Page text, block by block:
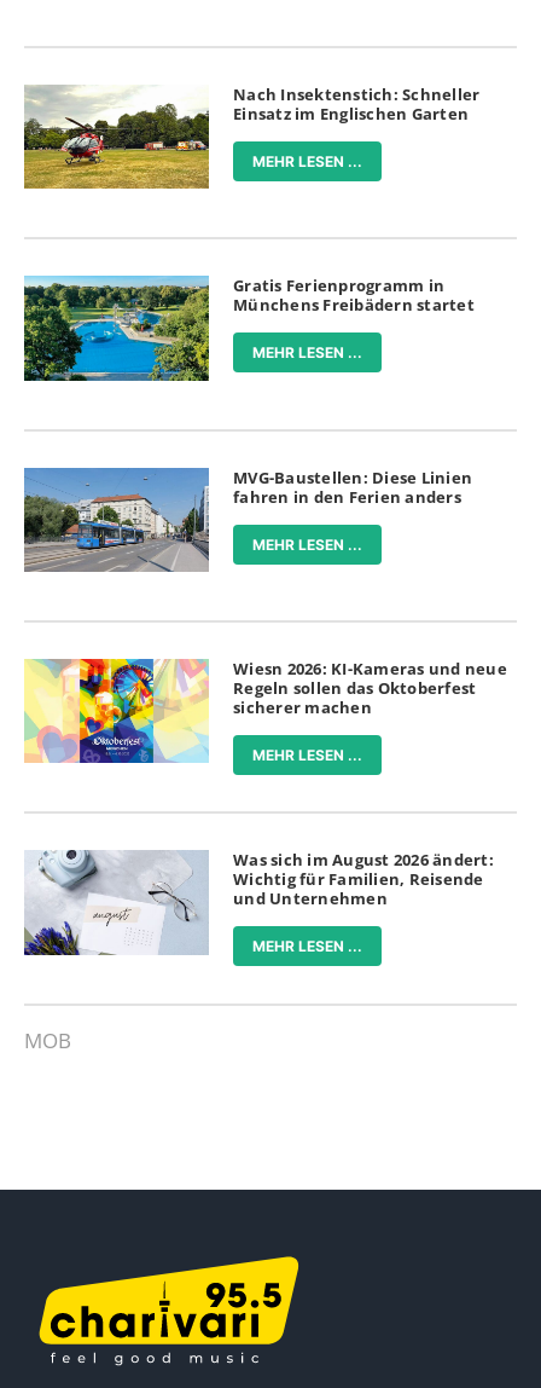
Nach Insektenstich: Schneller
Einsatz im Englischen Garten
MEHR LESEN ...
Gratis Ferienprogramm in
Münchens Freibädern startet
MEHR LESEN ...
MVG-Baustellen: Diese Linien
fahren in den Ferien anders
MEHR LESEN ...
Wiesn 2026: KI-Kameras und neue
Regeln sollen das Oktoberfest
sicherer machen
MEHR LESEN ...
Was sich im August 2026 ändert:
Wichtig für Familien, Reisende
und Unternehmen
MEHR LESEN ...
MOB